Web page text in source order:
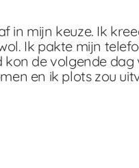
mijn keuze. Ik
Ik pakte mijn
de volgende
en ik plots zou